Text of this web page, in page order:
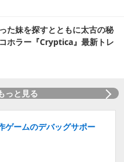
た妹を探すとともに太古の秘
ホラー『Cryptica』最新トレ
っと見る
ゲームのデバッグサポー